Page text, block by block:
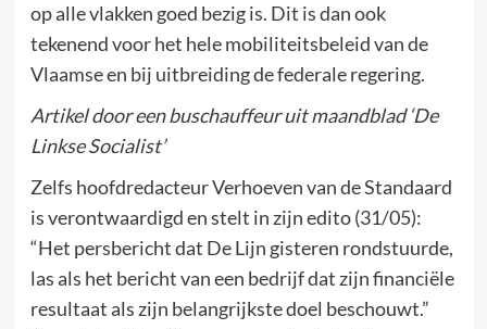
op alle vlakken goed bezig is. Dit is dan ook
tekenend voor het hele mobiliteitsbeleid van de
Vlaamse en bij uitbreiding de federale regering.
Artikel door een buschauffeur uit maandblad ‘De
Linkse Socialist’
Zelfs hoofdredacteur Verhoeven van de Standaard
is verontwaardigd en stelt in zijn edito (31/05):
“Het persbericht dat De Lijn gisteren rondstuurde,
las als het bericht van een bedrijf dat zijn financiële
resultaat als zijn belangrijkste doel beschouwt.”